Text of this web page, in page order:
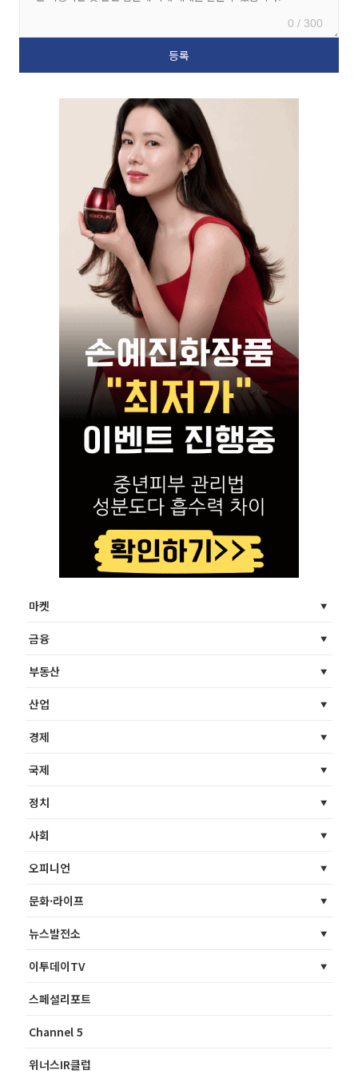
0 / 300
마켓
금융
부동산
산업
경제
국제
정치
사회
오피니언
문화·라이프
뉴스발전소
이투데이TV
스페셜리포트
Channel 5
위너스IR클럽